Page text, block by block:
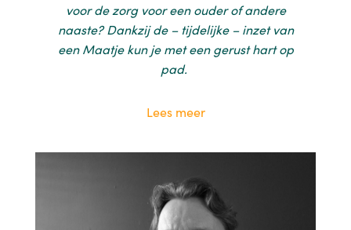
voor de zorg voor een ouder of andere
naaste? Dankzij de – tijdelijke – inzet van
een Maatje kun je met een gerust hart op
pad.
Lees meer